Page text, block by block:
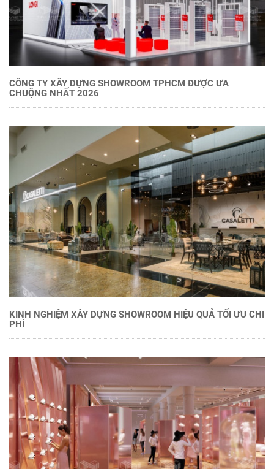
CÔNG TY XÂY DỰNG SHOWROOM TPHCM ĐƯỢC ƯA
CHUỘNG NHẤT 2026
KINH NGHIỆM XÂY DỰNG SHOWROOM HIỆU QUẢ TỐI ƯU CHI
PHÍ